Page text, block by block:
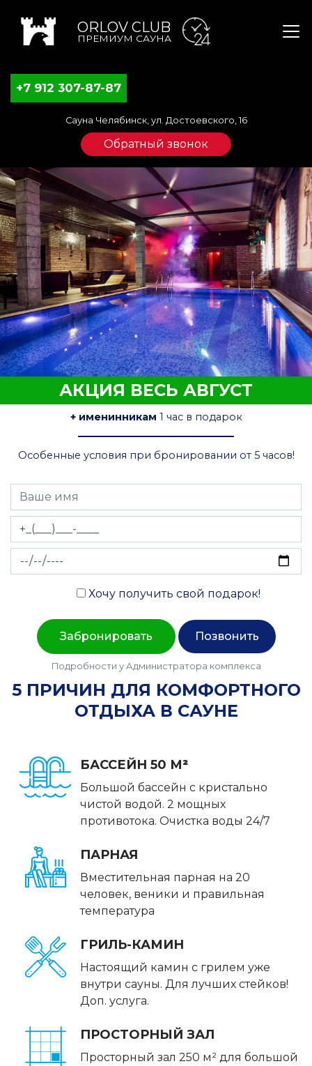
ORLOV CLUB
ПРЕМИУМ САУНА
Сауна Челябинск, ул. Достоевского, 16
Обратный звонок
‭+7 912 307-87-87‬
АКЦИЯ ВЕСЬ АВГУСТ
+ именинникам 1 час в подарок
Особенные условия при бронировании от 5 часов!
Хочу получить свой подарок!
Позвонить
Подробности у Администратора комплекса
5 ПРИЧИН ДЛЯ КОМФОРТНОГО
ОТДЫХА В САУНЕ
БАССЕЙН 50 М²
Большой бассейн с кристально
чистой водой. 2 мощных
противотока. Очистка воды 24/7
ПАРНАЯ
Вместительная парная на 20
человек, веники и правильная
температура
ГРИЛЬ-КАМИН
Настоящий камин с грилем уже
внутри сауны. Для лучших стейков!
Доп. услуга.
ПРОСТОРНЫЙ ЗАЛ
Просторный зал 250 м² для большой